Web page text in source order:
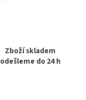
Zboží skladem
odešleme do 24 h